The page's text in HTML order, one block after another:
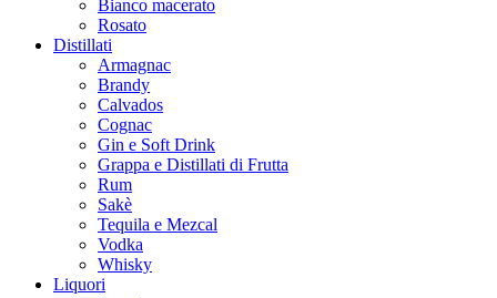
Bianco macerato
Rosato
Distillati
Armagnac
Brandy
Calvados
Cognac
Gin e Soft Drink
Grappa e Distillati di Frutta
Rum
Sakè
Tequila e Mezcal
Vodka
Whisky
Liquori